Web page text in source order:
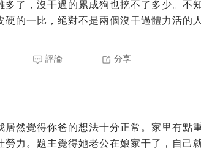
多了，沒干過的累成狗也挖不了多少。不
硬的一比，絕對不是兩個沒干過體力活的
評論 分享
居然覺得你爸的想法十分正常。家里有點
勞力。題主覺得她老公在娘家干了，自己